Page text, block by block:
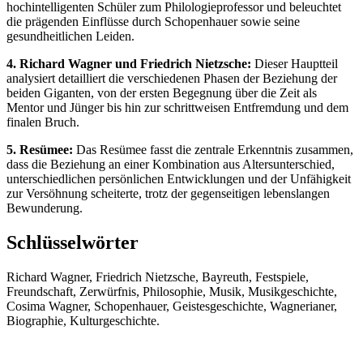
hochintelligenten Schüler zum Philologieprofessor und beleuchtet
die prägenden Einflüsse durch Schopenhauer sowie seine
gesundheitlichen Leiden.
4. Richard Wagner und Friedrich Nietzsche: Dieser Hauptteil
analysiert detailliert die verschiedenen Phasen der Beziehung der
beiden Giganten, von der ersten Begegnung über die Zeit als
Mentor und Jünger bis hin zur schrittweisen Entfremdung und dem
finalen Bruch.
5. Resümee: Das Resümee fasst die zentrale Erkenntnis zusammen,
dass die Beziehung an einer Kombination aus Altersunterschied,
unterschiedlichen persönlichen Entwicklungen und der Unfähigkeit
zur Versöhnung scheiterte, trotz der gegenseitigen lebenslangen
Bewunderung.
Schlüsselwörter
Richard Wagner, Friedrich Nietzsche, Bayreuth, Festspiele,
Freundschaft, Zerwürfnis, Philosophie, Musik, Musikgeschichte,
Cosima Wagner, Schopenhauer, Geistesgeschichte, Wagnerianer,
Biographie, Kulturgeschichte.